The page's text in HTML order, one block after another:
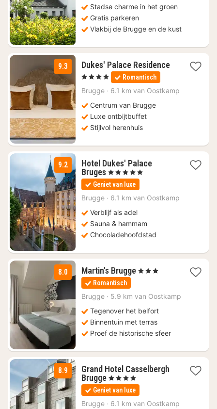
Stadse charme in het groen
Gratis parkeren
Vlakbij de Brugge en de kust
9.3 Dukes' Palace Residence1
€
, 4 Sterren Romantisch
Brugge · 6.1 km van Oostkamp
Centrum van Brugge
Luxe ontbijtbuffet
Stijlvol herenhuis
9.2
Hotel Dukes' Palace
Bruges1
nacht
vanaf
€
, 5 Sterren
Geniet van luxe
Brugge · 6.1 km van Oostkamp
Verblijf als adel
Sauna & hammam
Chocoladehoofdstad
8.0 Martin's Brugge1
€
, 3 Sterren
Romantisch
Brugge · 5.9 km van Oostkamp
Tegenover het belfort
Binnentuin met terras
Proef de historische sfeer
8.9
Grand Hotel Casselbergh
Brugge1
nacht
vanaf
€
, 4 Sterren
Geniet van luxe
Brugge · 6.1 km van Oostkamp